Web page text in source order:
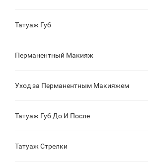
Татуаж Губ
Перманентный Макияж
Уход за Перманентным Макияжем
Татуаж Губ До И После
Татуаж Стрелки